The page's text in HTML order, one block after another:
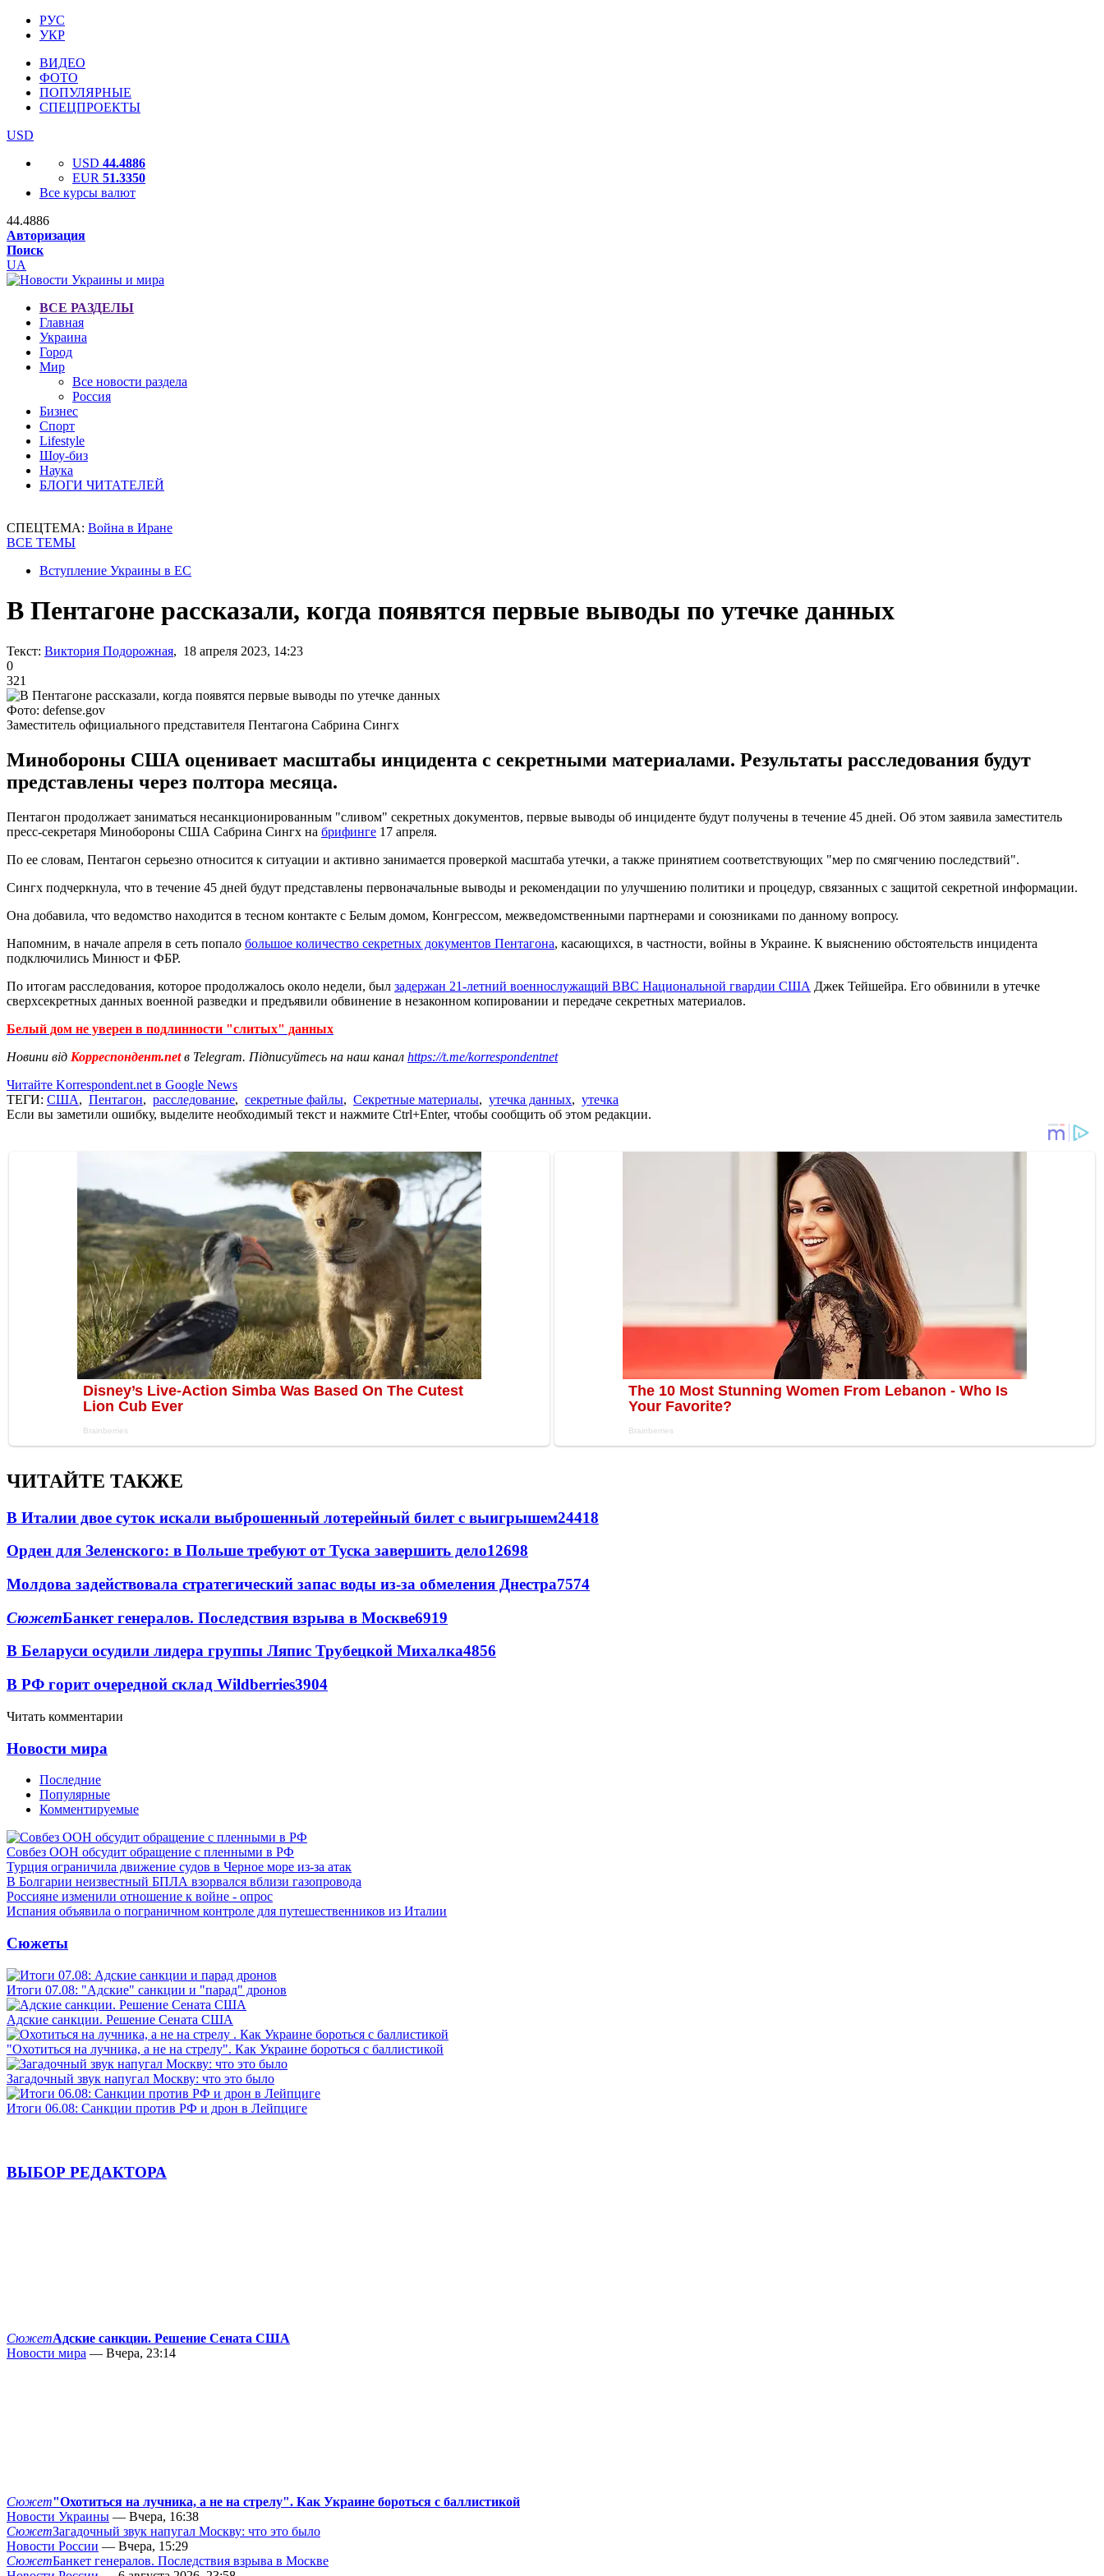
РУС
УКР
ВИДЕО
ФОТО
ПОПУЛЯРНЫЕ
СПЕЦПРОЕКТЫ
USD
USD 44.4886
EUR 51.3350
Все курсы валют
44.4886
Авторизация
Поиск
UA
ВСЕ РАЗДЕЛЫ
Главная
Украина
Город
Мир
Все новости раздела
Россия
Бизнес
Спорт
Lifestyle
Шоу-биз
Наука
БЛОГИ ЧИТАТЕЛЕЙ
СПЕЦТЕМА: Война в Иране
ВСЕ ТЕМЫ
Вступление Украины в ЕС
В Пентагоне рассказали, когда появятся первые выводы по утечке данных
Текст: Виктория Подорожная, 18 апреля 2023, 14:23
0
321
Фото: defense.gov
Заместитель официального представителя Пентагона Сабрина Сингх
Минобороны США оценивает масштабы инцидента с секретными материалами. Результаты расследования будут
представлены через полтора месяца.
Пентагон продолжает заниматься несанкционированным "сливом" секретных документов, первые выводы об инциденте будут получены в течение 45 дней. Об этом заявила заместитель
пресс-секретаря Минобороны США Сабрина Сингх на брифинге 17 апреля.
По ее словам, Пентагон серьезно относится к ситуации и активно занимается проверкой масштаба утечки, а также принятием соответствующих "мер по смягчению последствий".
Сингх подчеркнула, что в течение 45 дней будут представлены первоначальные выводы и рекомендации по улучшению политики и процедур, связанных с защитой секретной информации.
Она добавила, что ведомство находится в тесном контакте с Белым домом, Конгрессом, межведомственными партнерами и союзниками по данному вопросу.
Напомним, в начале апреля в сеть попало большое количество секретных документов Пентагона, касающихся, в частности, войны в Украине. К выяснению обстоятельств инцидента
подключились Минюст и ФБР.
По итогам расследования, которое продолжалось около недели, был задержан 21-летний военнослужащий ВВС Национальной гвардии США Джек Тейшейра. Его обвинили в утечке
сверхсекретных данных военной разведки и предъявили обвинение в незаконном копировании и передаче секретных материалов.
Белый дом не уверен в подлинности "слитых" данных
Новини від Корреспондент.netв Telegram. Підписуйтесь на наш канал https://t.me/korrespondentnet
Читайте Korrespondent.net в Google News
ТЕГИ: США, Пентагон, расследование, секретные файлы, Секретные материалы, утечка данных, утечка
Если вы заметили ошибку, выделите необходимый текст и нажмите Ctrl+Enter, чтобы сообщить об этом редакции.
ЧИТАЙТЕ ТАКЖЕ
В Италии двое суток искали выброшенный лотерейный билет с выигрышем24418
Орден для Зеленского: в Польше требуют от Туска завершить дело12698
Молдова задействовала стратегический запас воды из-за обмеления Днестра7574
СюжетБанкет генералов. Последствия взрыва в Москве6919
В Беларуси осудили лидера группы Ляпис Трубецкой Михалка4856
В РФ горит очередной склад Wildberries3904
Читать комментарии
Новости мира
Последние
Популярные
Комментируемые
Совбез ООН обсудит обращение с пленными в РФ
Турция ограничила движение судов в Черное море из-за атак
В Болгарии неизвестный БПЛА взорвался вблизи газопровода
Россияне изменили отношение к войне - опрос
Испания объявила о пограничном контроле для путешественников из Италии
Сюжеты
Итоги 07.08: "Адские" санкции и "парад" дронов
Адские санкции. Решение Сената США
"Охотиться на лучника, а не на стрелу". Как Украине бороться с баллистикой
Загадочный звук напугал Москву: что это было
Итоги 06.08: Санкции против РФ и дрон в Лейпциге
ВЫБОР РЕДАКТОРА
СюжетАдские санкции. Решение Сената США
Новости мира — Вчера, 23:14
Сюжет"Охотиться на лучника, а не на стрелу". Как Украине бороться с баллистикой
Новости Украины — Вчера, 16:38
СюжетЗагадочный звук напугал Москву: что это было
Новости России — Вчера, 15:29
СюжетБанкет генералов. Последствия взрыва в Москве